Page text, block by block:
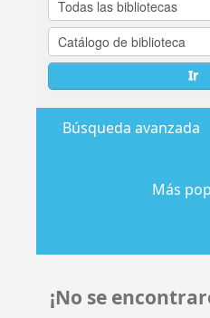
Ir
Búsqueda avanzada
Más
¡No se